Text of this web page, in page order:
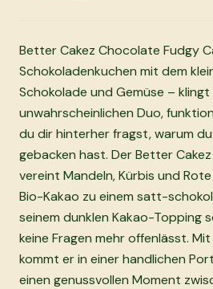
Better Cakez Chocolate Fudgy
Schokoladenkuchen mit dem
Schokolade und Gemüse – klingt
unwahrscheinlichen Duo,
du dir hinterher fragst, warum
gebacken hast. Der Better
vereint Mandeln, Kürbis und
Bio-Kakao zu einem satt-
seinem dunklen Kakao-Topping
keine Fragen mehr offenlässt.
kommt er in einer handlichen
einen genussvollen Moment